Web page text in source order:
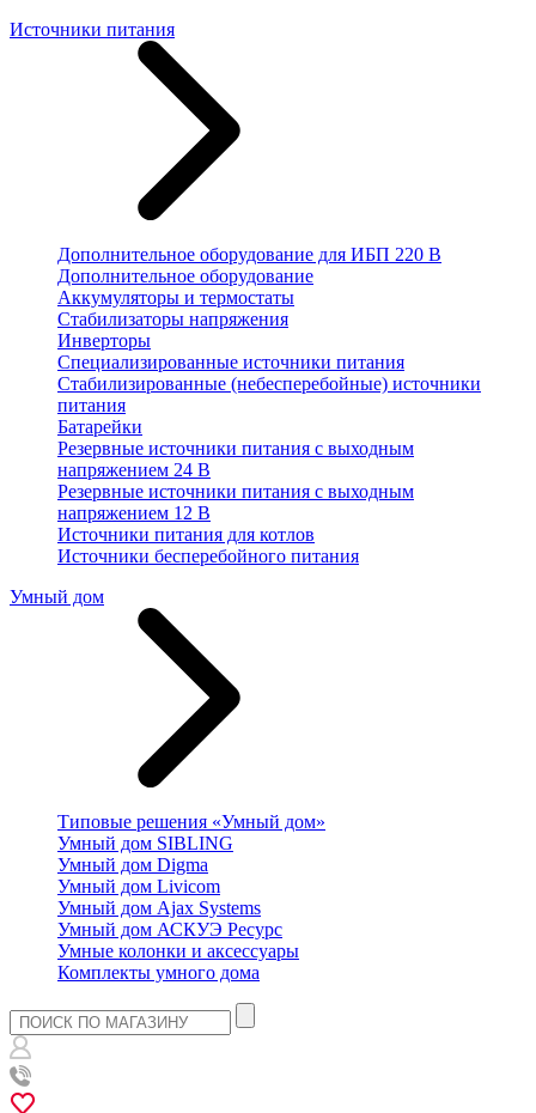
Источники питания
Дополнительное оборудование для ИБП 220 В
Дополнительное оборудование
Аккумуляторы и термостаты
Стабилизаторы напряжения
Инверторы
Специализированные источники питания
Стабилизированные (небесперебойные) источники
питания
Батарейки
Резервные источники питания с выходным
напряжением 24 В
Резервные источники питания с выходным
напряжением 12 В
Источники питания для котлов
Источники бесперебойного питания
Умный дом
Типовые решения «Умный дом»
Умный дом SIBLING
Умный дом Digma
Умный дом Livicom
Умный дом Ajax Systems
Умный дом АСКУЭ Ресурс
Умные колонки и аксессуары
Комплекты умного дома